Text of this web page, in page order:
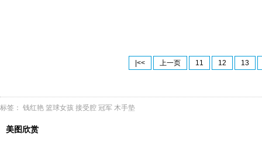
|<< 上一页 11 12 13
标签： 钱红艳 篮球女孩 接受腔 冠军 木手垫
美图欣赏